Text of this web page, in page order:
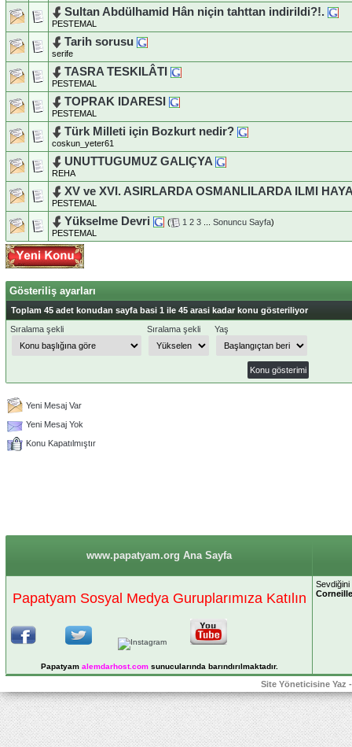
Sultan Abdülhamid Hân niçin tahttan indirildi?!.
PESTEMAL
Tarih sorusu
serife
TASRA TESKILÂTI
PESTEMAL
TOPRAK IDARESI
PESTEMAL
Türk Milleti için Bozkurt nedir?
coskun_yeter61
UNUTTUGUMUZ GALIÇYA
REHA
XV ve XVI. ASIRLARDA OSMANLILARDA ILMI
PESTEMAL
Yükselme Devri ( 1 2 3 Sonuncu Sayfa)
PESTEMAL
Gösteriliş ayarları
Toplam 45 adet konudan sayfa basi 1 ile 45 arasi kadar konu gösteriliyor
Sıralama şekli
Sıralama şekli Yaş
Yeni Mesaj Var
Yeni Mesaj Yok
Konu Kapatılmıştır
www.papatyam.org Ana Sayfa
Papatyam Sosyal Medya Guruplarımıza Katılın
Papatyam alemdarhost.comsunucularında barındırılmaktadır.
Sevdiğini
Corneille
Site Yöneticisine Yaz